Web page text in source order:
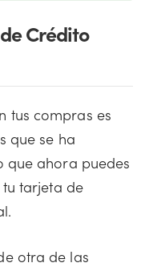
Crédito
tus compras es
que se ha
que ahora puedes
tarjeta de
otra de las